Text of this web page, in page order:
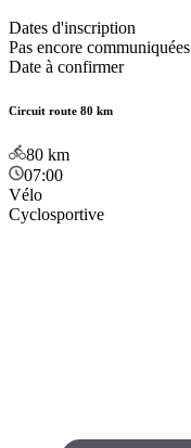
Dates d'inscription
Pas encore communiquées
Date à confirmer
Circuit route 80 km
80 km
07:00
Vélo
Cyclosportive